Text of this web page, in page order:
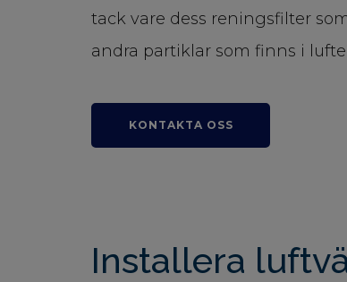
tack vare dess reningsfilter
andra partiklar som finns i
KONTAKTA OSS
Installera